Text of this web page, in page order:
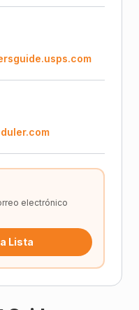
electrónico
Lista